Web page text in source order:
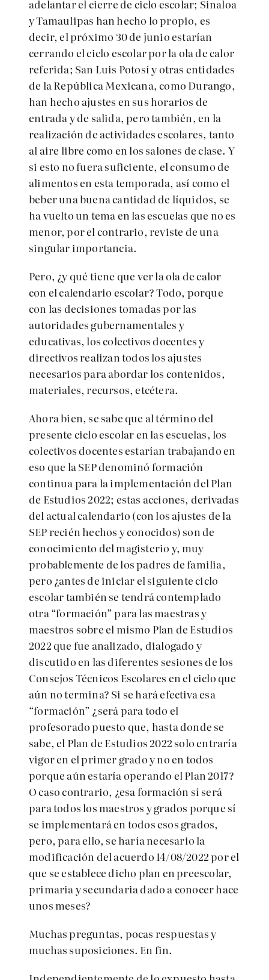
adelantar el cierre de ciclo escolar; Sinaloa
y Tamaulipas han hecho lo propio, es
decir, el próximo 30 de junio estarían
cerrando el ciclo escolar por la ola de calor
referida; San Luis Potosí y otras entidades
de la República Mexicana, como Durango,
han hecho ajustes en sus horarios de
entrada y de salida, pero también, en la
realización de actividades escolares, tanto
al aire libre como en los salones de clase. Y
si esto no fuera suficiente, el consumo de
alimentos en esta temporada, así como el
beber una buena cantidad de líquidos, se
ha vuelto un tema en las escuelas que no es
menor, por el contrario, reviste de una
singular importancia.
Pero, ¿y qué tiene que ver la ola de calor
con el calendario escolar? Todo, porque
con las decisiones tomadas por las
autoridades gubernamentales y
educativas, los colectivos docentes y
directivos realizan todos los ajustes
necesarios para abordar los contenidos,
materiales, recursos, etcétera.
Ahora bien, se sabe que al término del
presente ciclo escolar en las escuelas, los
colectivos docentes estarían trabajando en
eso que la SEP denominó formación
continua para la implementación del Plan
de Estudios 2022; estas acciones, derivadas
del actual calendario (con los ajustes de la
SEP recién hechos y conocidos) son de
conocimiento del magisterio y, muy
probablemente de los padres de familia,
pero ¿antes de iniciar el siguiente ciclo
escolar también se tendrá contemplado
otra “formación” para las maestras y
maestros sobre el mismo Plan de Estudios
2022 que fue analizado, dialogado y
discutido en las diferentes sesiones de los
Consejos Técnicos Escolares en el ciclo que
aún no termina? Si se hará efectiva esa
“formación” ¿será para todo el
profesorado puesto que, hasta donde se
sabe, el Plan de Estudios 2022 solo entraría
vigor en el primer grado y no en todos
porque aún estaría operando el Plan 2017?
O caso contrario, ¿esa formación sí será
para todos los maestros y grados porque sí
se implementará en todos esos grados,
pero, para ello, se haría necesario la
modificación del acuerdo 14/08/2022 por el
que se establece dicho plan en preescolar,
primaria y secundaria dado a conocer hace
unos meses?
Muchas preguntas, pocas respuestas y
muchas suposiciones. En fin.